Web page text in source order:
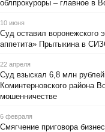
облпрокуроры – главное в
10 июня
Суд оставил воронежского
аппетита» Прытыкина в
22 апреля
Суд взыскал 6,8 млн
Коминтерновского района
мошенничестве
6 февраля
Смягчение приговора